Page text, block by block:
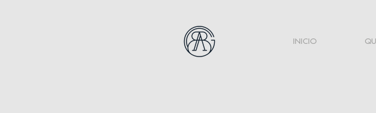
INICIO